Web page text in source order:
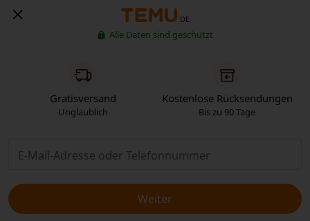
DE
Alle Daten sind geschützt
Gratisversand
Unglaublich
Kostenlose Rücksendungen
Bis zu 90 Tage
Weiter